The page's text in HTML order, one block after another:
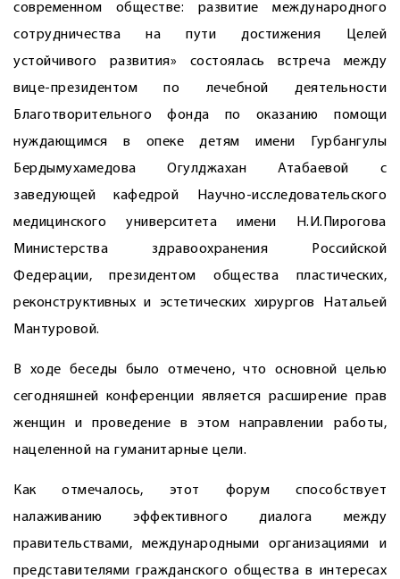
современном обществе: развитие международного
сотрудничества на пути достижения Целей
устойчивого развития» состоялась встреча между
вице-президентом по лечебной деятельности
Благотворительного фонда по оказанию помощи
нуждающимся в опеке детям имени Гурбангулы
Бердымухамедова Огулджахан Атабаевой с
заведующей кафедрой Научно-исследовательского
медицинского университета имени Н.И.Пирогова
Министерства здравоохранения Российской
Федерации, президентом общества пластических,
реконструктивных и эстетических хирургов Натальей
Мантуровой.
В ходе беседы было отмечено, что основной целью
сегодняшней конференции является расширение прав
женщин и проведение в этом направлении работы,
нацеленной на гуманитарные цели.
Как отмечалось, этот форум способствует
налаживанию эффективного диалога между
правительствами, международными организациями и
представителями гражданского общества в интересах